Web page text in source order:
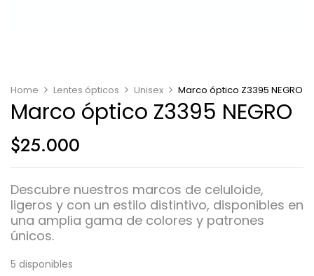
Home Lentes ópticos Unisex Marco óptico Z3395 NEGRO
Marco óptico Z3395 NEGRO
$25.000
Descubre nuestros marcos de celuloide,
ligeros y con un estilo distintivo, disponibles en
una amplia gama de colores y patrones
únicos.
5 disponibles